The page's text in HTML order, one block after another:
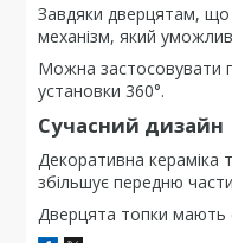
Завдяки дверцятам, що
механізм, який
Можна застосовувати
установки 360°.
Сучасний дизайн
Декоративна кераміка
збільшує передню
Дверцята топки мають